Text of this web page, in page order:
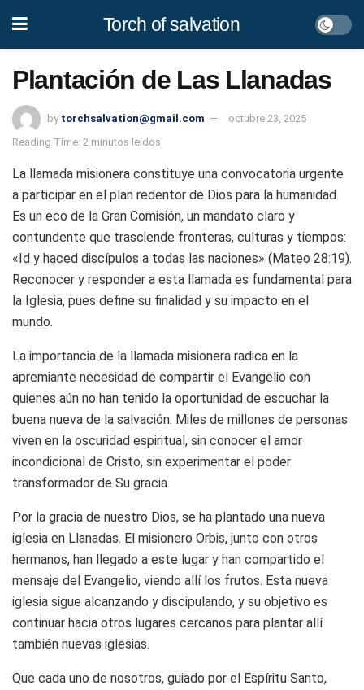
Torch of salvation
Plantación de Las Llanadas
by torchsalvation@gmail.com
octubre 23, 2025
Reading Time: 2 minutos leídos
La llamada misionera constituye una convocatoria urgente
a participar en el plan redentor de Dios para la humanidad.
Es un eco de la Gran Comisión, un mandato claro y
contundente que trasciende fronteras, culturas y tiempos:
«Id y haced discípulos a todas las naciones» (Mateo 28:19).
Reconocer y responder a esta llamada es fundamental para
la Iglesia, pues define su finalidad y su impacto en el
mundo.
La importancia de la llamada misionera radica en la
apremiante necesidad de compartir el Evangelio con
quienes aún no han tenido la oportunidad de escuchar la
buena nueva de la salvación. Miles de millones de personas
viven en la oscuridad espiritual, sin conocer el amor
incondicional de Cristo, sin experimentar el poder
transformador de Su gracia.
Por la gracia de nuestro Dios, se ha plantado una nueva
iglesia en Llanadas. El misionero Orbis, junto con otros
hermanos, han llegado a este lugar y han compartido el
mensaje del Evangelio, viendo allí los frutos. Esta nueva
iglesia sigue alcanzando y discipulando, y su objetivo es
continuar hacia otros lugares cercanos para plantar allí
también nuevas iglesias.
Que cada uno de nosotros, guiado por el Espíritu Santo,